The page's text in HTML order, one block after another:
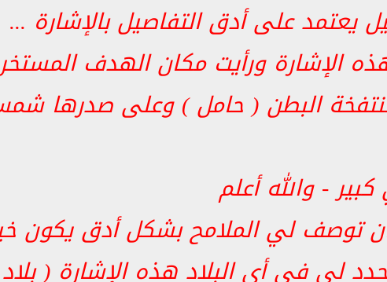
يعتمد على أدق التفاصيل بالإشارة ...
الإشارة ورأيت مكان الهدف
منتفخة البطن ( حامل ) وعلى صدرها
- والله أعلم
توصف لي الملامح بشكل أدق يكون
لي في أي البلاد هذه الإشارة (